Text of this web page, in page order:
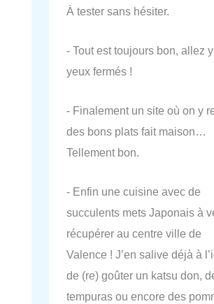
À tester sans hésiter.
- Tout est toujours bon, allez
yeux fermés !
- Finalement un site où on y
des bons plats fait maison…
Tellement bon.
- Enfin une cuisine avec de
succulents mets Japonais à
récupérer au centre ville de
Valence ! J’en salive déjà à
de (re) goûter un katsu don,
tempuras ou encore des